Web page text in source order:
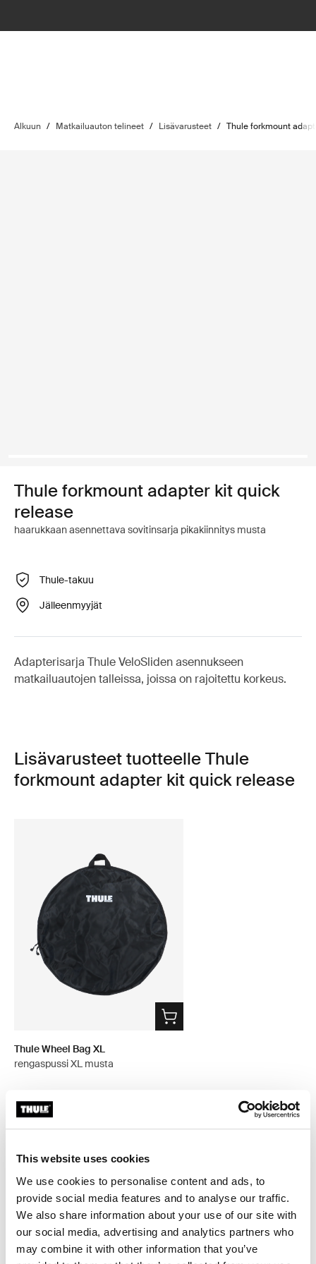
This website uses cookies
We use cookies to personalise content and ads, to
provide social media features and to analyse our traffic.
We also share information about your use of our site with
our social media, advertising and analytics partners who
may combine it with other information that you’ve
Alkuun / Matkailuauton telineet / Lisävarusteet / Thule forkmount
Thule forkmount adapter kit quick
release
haarukkaan asennettava sovitinsarja pikakiinnitys musta
Thule-takuu
Jälleenmyyjät
Adapterisarja Thule VeloSliden asennukseen
matkailuautojen talleissa, joissa on rajoitettu korkeus.
Lisävarusteet tuotteelle Thule
forkmount adapter kit quick release
Thule Wheel Bag XL
rengaspussi XL musta
Toggle features
Kaikki ominaisuudet
Toggle techspec
Tekniset tiedot
Toggle guides and instructions
Ohjeet